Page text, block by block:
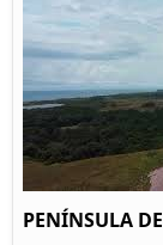
PENÍNSULA